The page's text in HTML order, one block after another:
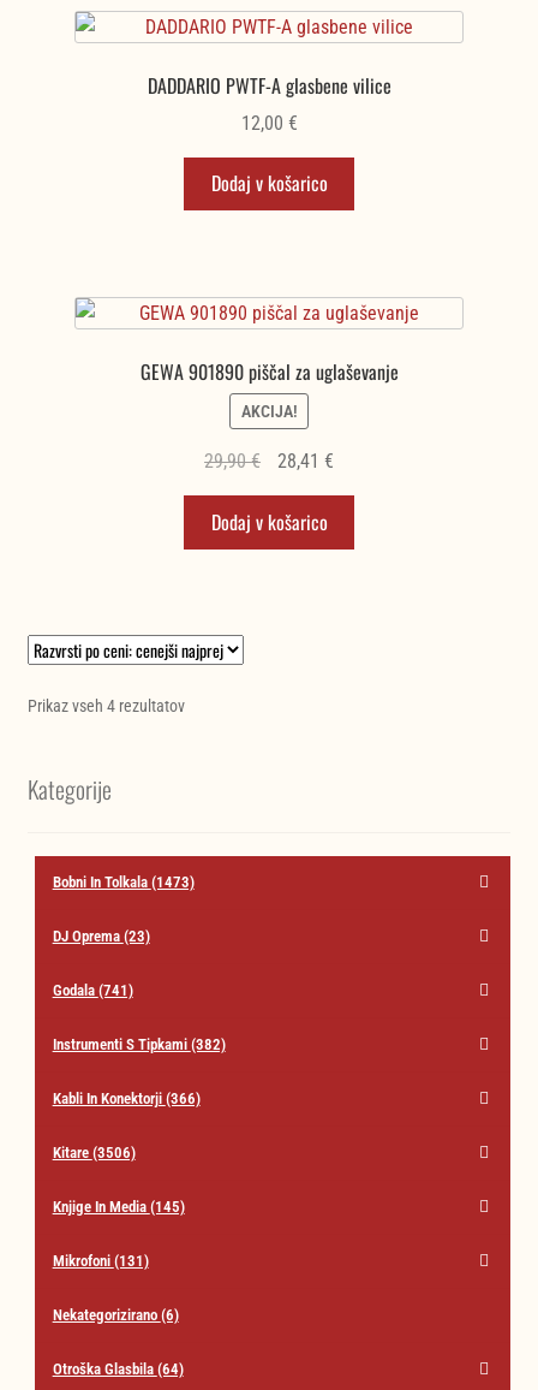
DADDARIO PWTF-A glasbene vilice
12,00 €
Dodaj v košarico
GEWA 901890 piščal za uglaševanje
AKCIJA!
29,90€
Izvirna
cena
je
bila:
28,41 €Trenutna
cena
28,41 €.
Dodaj v košarico
Prikaz vseh 4 rezultatovRazvrščeno
Kategorije
Bobni In Tolkala (1473)
DJ Oprema (23)
Godala (741)
Instrumenti S Tipkami (382)
Kabli In Konektorji (366)
Kitare (3506)
Knjige In Media (145)
Mikrofoni (131)
Nekategorizirano (6)
Otroška Glasbila (64)